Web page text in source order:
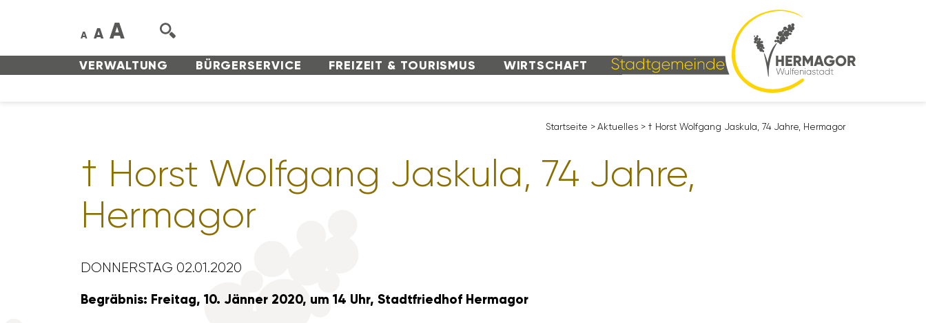
VERWAL­TUNG BÜRGER­SERVICE FREI­ZEIT & TOURISMUS WIRT­SCHAFT
A A A
Start­seite > Aktu­elles > † Horst Wolf­gang Jaskula, 74 Jahre, Hermagor
† Horst Wolf­gang Jaskula, 74 Jahre,
Hermagor
DONNERSTAG 02.01.2020
Begräbnis: Freitag, 10. Jänner 2020, um 14 Uhr, Stadt­friedhof Hermagor